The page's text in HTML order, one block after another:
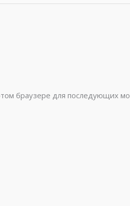
браузере для последующих